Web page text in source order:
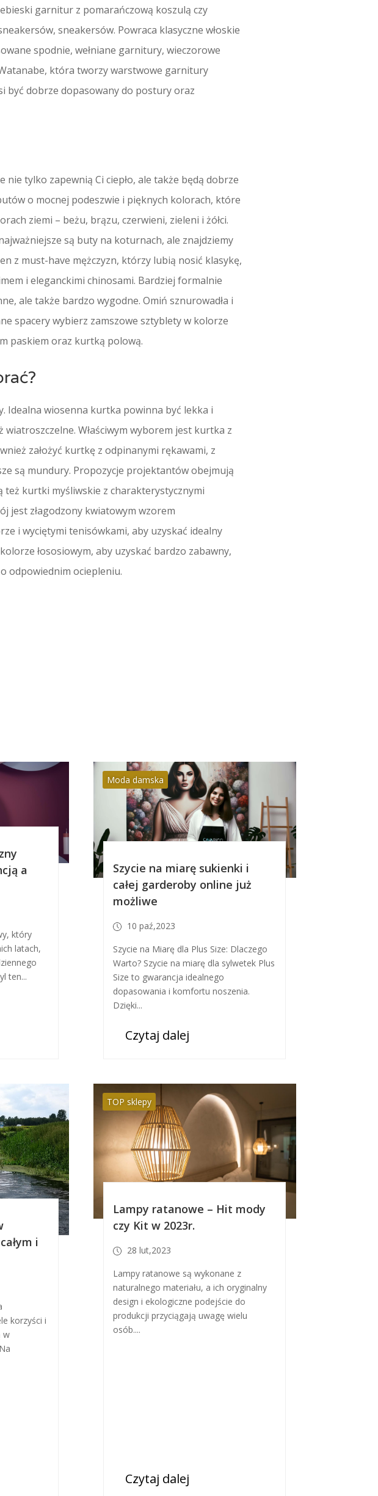
garnitur z pomarańczową koszulą czy
sneakersów. Powraca klasyczne włoskie
spodnie, wełniane garnitury, wieczorowe
która tworzy warstwowe garnitury
być dobrze dopasowany do postury oraz
tylko zapewnią Ci ciepło, ale także będą dobrze
o mocnej podeszwie i pięknych kolorach, które
ziemi – beżu, brązu, czerwieni, zieleni i żółci.
są buty na koturnach, ale znajdziemy
z must-have mężczyzn, którzy lubią nosić klasykę,
i eleganckimi chinosami. Bardziej formalnie
ale także bardzo wygodne. Omiń sznurowadła i
spacery wybierz zamszowe sztyblety w kolorze
paskiem oraz kurtką polową.
Idealna wiosenna kurtka powinna być lekka i
Właściwym wyborem jest kurtka z
założyć kurtkę z odpinanymi rękawami, z
są mundury. Propozycje projektantów obejmują
też kurtki myśliwskie z charakterystycznymi
jest złagodzony kwiatowym wzorem
i wyciętymi tenisówkami, aby uzyskać idealny
łososiowym, aby uzyskać bardzo zabawny,
odpowiednim ociepleniu.
a
który
latach,
ten...
Moda damska
Szycie na miarę sukienki i
całej garderoby online już
możliwe
10 paź,2023
Szycie na Miarę dla Plus Size: Dlaczego
Warto? Szycie na miarę dla sylwetek Plus
Size to gwarancja idealnego
dopasowania i komfortu noszenia.
Dzięki...
Czytaj dalej
i
korzyści i
w
TOP sklepy
Lampy ratanowe – Hit mody
czy Kit w 2023r.
28 lut,2023
Lampy ratanowe są wykonane z
naturalnego materiału, a ich oryginalny
design i ekologiczne podejście do
produkcji przyciągają uwagę wielu
osób....
Czytaj dalej